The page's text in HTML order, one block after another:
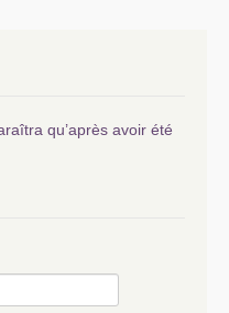
qu’après avoir été